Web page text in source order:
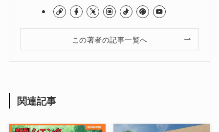
この著者の記事一覧へ
関連記事